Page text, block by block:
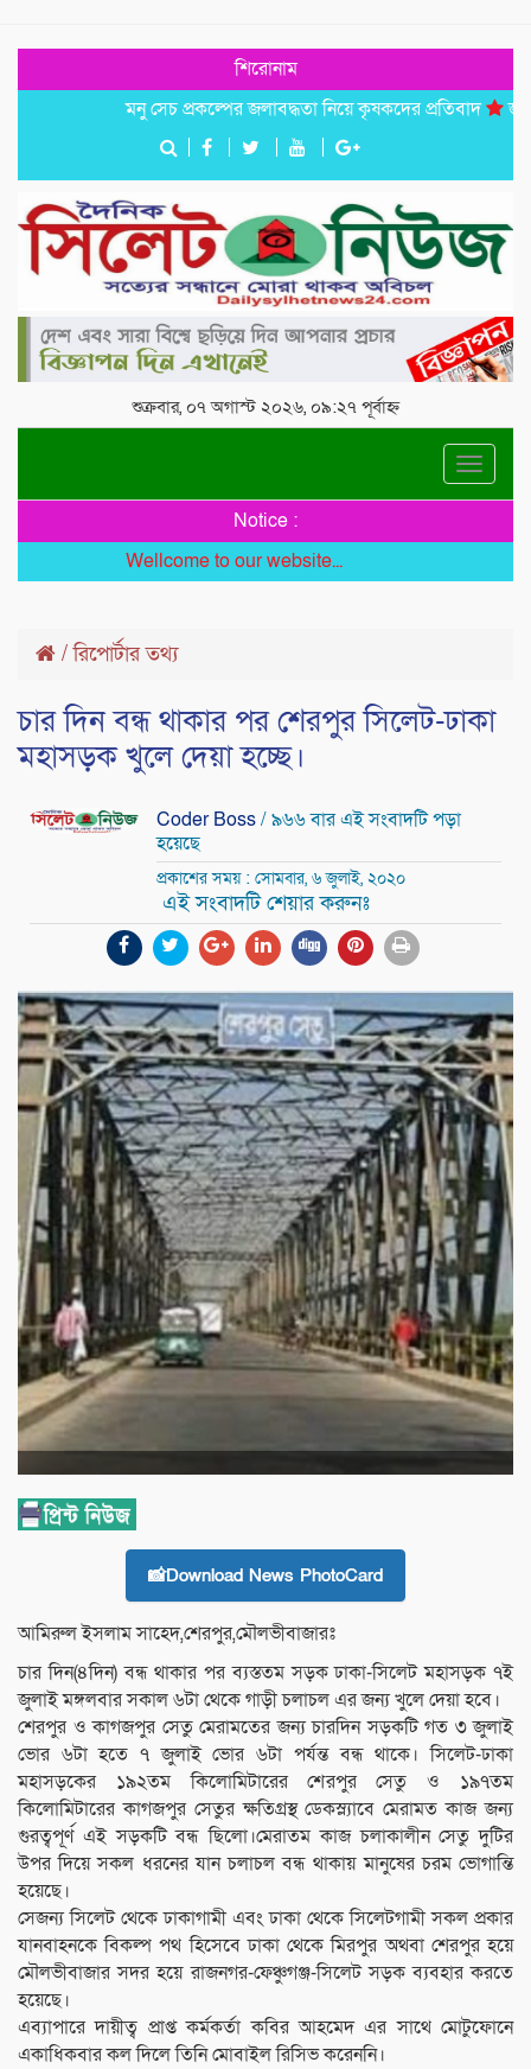
শিরোনাম
মনু সেচ প্রকল্পের জলাবদ্ধতা নিয়ে কৃষকদের প্রতিবাদ
শুক্রবার, ০৭ অগাস্ট ২০২৬, ০৯:২৭ পূর্বাহ্ন
Toggle
Notice :
Wellcome to our website...
/রিপোর্টার তথ্য
চার দিন বন্ধ থাকার পর শেরপুর সিলেট-ঢাকা
মহাসড়ক খুলে দেয়া হচ্ছে।
Coder Boss/ ৯৬৬ বার এই সংবাদটি পড়া
হয়েছে
প্রকাশের সময় : সোমবার, ৬ জুলাই, ২০২০
এই সংবাদটি শেয়ার করুনঃ
📸Download News PhotoCard
আমিরুল ইসলাম সাহেদ,শেরপুর,মৌলভীবাজারঃ
চার দিন(৪দিন) বন্ধ থাকার পর ব্যস্ততম সড়ক ঢাকা-সিলেট মহাসড়ক ৭ই
জুলাই মঙ্গলবার সকাল ৬টা থেকে গাড়ী চলাচল এর জন্য খুলে দেয়া হবে।
শেরপুর ও কাগজপুর সেতু মেরামতের জন্য চারদিন সড়কটি গত ৩ জুলাই
ভোর ৬টা হতে ৭ জুলাই ভোর ৬টা পর্যন্ত বন্ধ থাকে। সিলেট-ঢাকা
মহাসড়কের ১৯২তম কিলোমিটারের শেরপুর সেতু ও ১৯৭তম
কিলোমিটারের কাগজপুর সেতুর ক্ষতিগ্রস্থ ডেকস্ল্যাবে মেরামত কাজ জন্য
গুরত্বপূর্ণ এই সড়কটি বন্ধ ছিলো।মেরাতম কাজ চলাকালীন সেতু দুটির
উপর দিয়ে সকল ধরনের যান চলাচল বন্ধ থাকায় মানুষের চরম ভোগান্তি
হয়েছে।
সেজন্য সিলেট থেকে ঢাকাগামী এবং ঢাকা থেকে সিলেটগামী সকল প্রকার
যানবাহনকে বিকল্প পথ হিসেবে ঢাকা থেকে মিরপুর অথবা শেরপুর হয়ে
মৌলভীবাজার সদর হয়ে রাজনগর-ফেঞ্চুগঞ্জ-সিলেট সড়ক ব্যবহার করতে
হয়েছে।
এব্যাপারে দায়ীত্ব প্রাপ্ত কর্মকর্তা কবির আহমেদ এর সাথে মোটুফোনে
একাধিকবার কল দিলে তিনি মোবাইল রিসিভ করেননি।